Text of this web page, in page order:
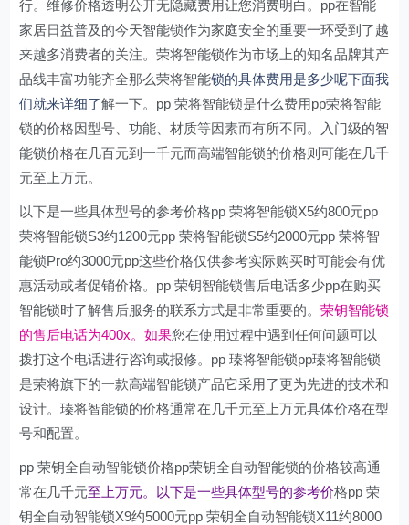
行。维修价格透明公开无隐藏费用让您消费明白。pp在智能
家居日益普及的今天智能锁作为家庭安全的重要一环受到了越
来越多消费者的关注。荣将智能锁作为市场上的知名品牌其产
品线丰富功能齐全那么荣将智能锁的具体费用是多少呢下面我
们就来详细了解一下。pp 荣将智能锁是什么费用pp荣将智能
锁的价格因型号、功能、材质等因素而有所不同。入门级的智
能锁价格在几百元到一千元而高端智能锁的价格则可能在几千
元至上万元。
以下是一些具体型号的参考价格pp 荣将智能锁X5约800元pp
荣将智能锁S3约1200元pp 荣将智能锁S5约2000元pp 荣将智
能锁Pro约3000元pp这些价格仅供参考实际购买时可能会有优
惠活动或者促销价格。pp 荣钥智能锁售后电话多少pp在购买
智能锁时了解售后服务的联系方式是非常重要的。荣钥智能锁
的售后电话为400x。如果您在使用过程中遇到任何问题可以
拨打这个电话进行咨询或报修。pp 瑧将智能锁pp瑧将智能锁
是荣将旗下的一款高端智能锁产品它采用了更为先进的技术和
设计。瑧将智能锁的价格通常在几千元至上万元具体价格在型
号和配置。
pp 荣钥全自动智能锁价格pp荣钥全自动智能锁的价格较高通
常在几千元至上万元。以下是一些具体型号的参考价格pp 荣
钥全自动智能锁X9约5000元pp 荣钥全自动智能锁X11约8000